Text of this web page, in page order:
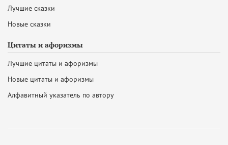
Лучшие сказки
Новые сказки
Цитаты и афоризмы
Лучшие цитаты и афоризмы
Новые цитаты и афоризмы
Алфавитный указатель по автору